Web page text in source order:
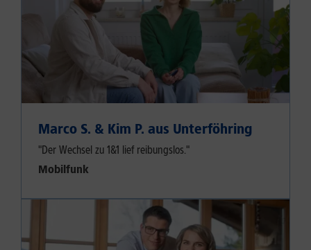
Marco S. & Kim P. aus Unterföhring
"Der Wechsel zu 1&1 lief reibungslos."
Mobilfunk